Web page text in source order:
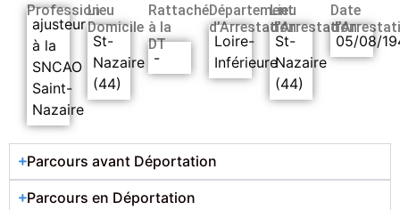
Profession
ajusteur
à la
SNCAO
Saint-
Nazaire
Lieu
Domicile
St-
Nazaire
(44)
Rattaché
à la
DT
-
Département
d’Arrestation
Loire-
Inférieure
Lieu
d’Arrestation
St-
Nazaire
(44)
Date
05/08/
Parcours avant Déportation
Parcours en Déportation